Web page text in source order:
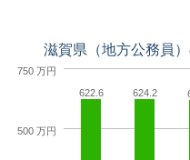
滋賀県（地方公務員
622.6 624.2
500 万円
750 万円